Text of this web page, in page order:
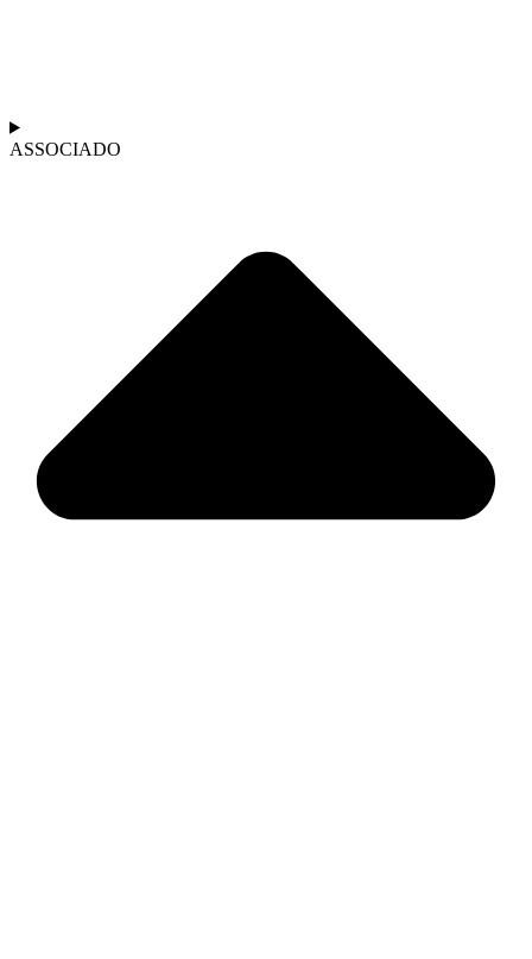
ASSOCIADO